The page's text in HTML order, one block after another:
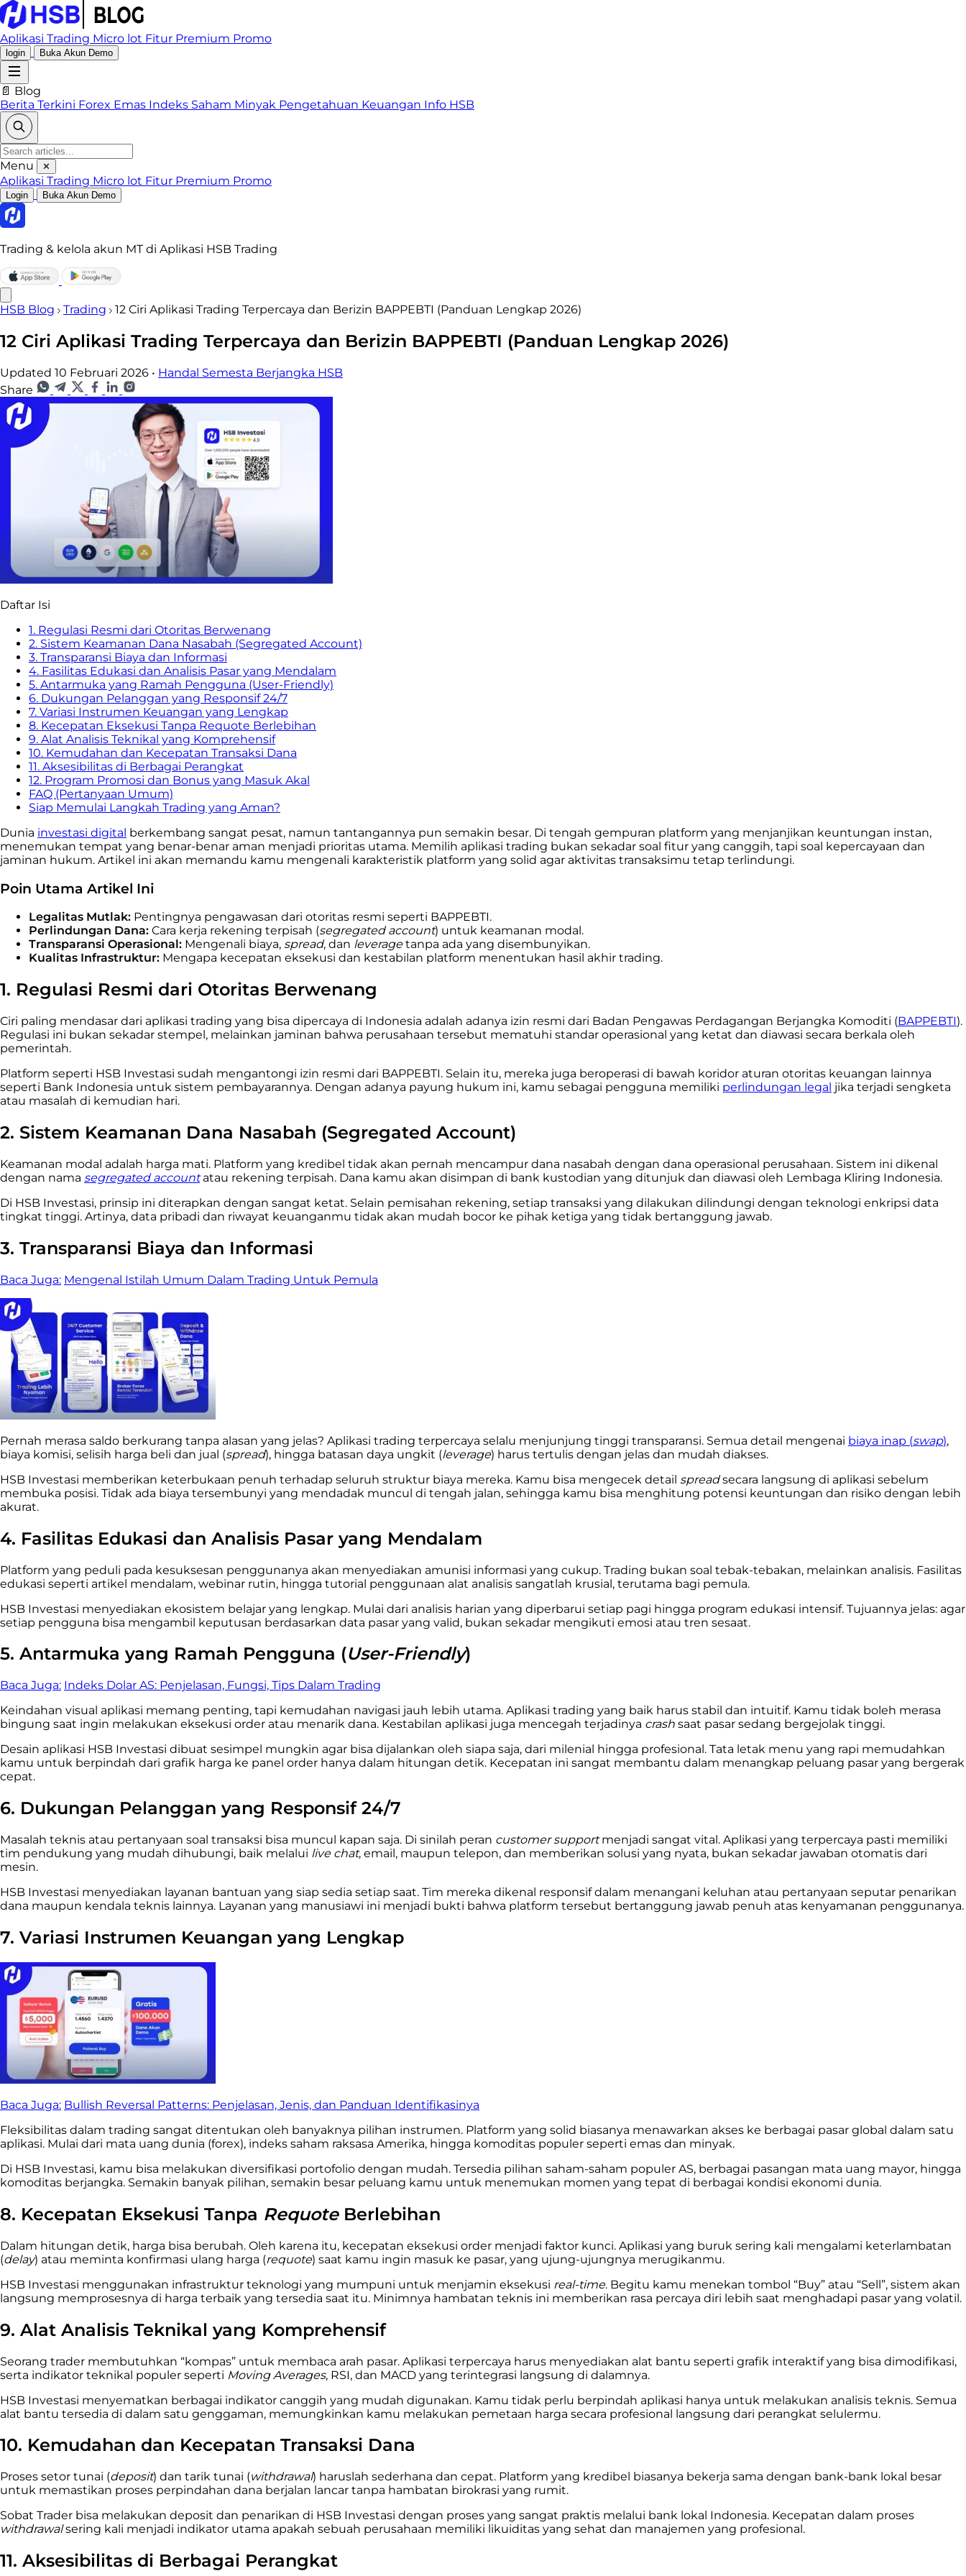
Aplikasi Trading Micro lot Fitur Premium Promo
login Buka Akun Demo
📄 Blog
Berita Terkini Forex Emas Indeks Saham Minyak Pengetahuan Keuangan Info HSB
Menu ✕
Aplikasi Trading Micro lot Fitur Premium Promo
Login Buka Akun Demo
Trading & kelola akun MT di Aplikasi HSB Trading
HSB Blog Trading 12 Ciri Aplikasi Trading Terpercaya dan Berizin BAPPEBTI (Panduan Lengkap 2026)
12 Ciri Aplikasi Trading Terpercaya dan Berizin BAPPEBTI (Panduan Lengkap 2026)
Updated 10 Februari 2026 • Handal Semesta Berjangka HSB
Share
Daftar Isi
1. Regulasi Resmi dari Otoritas Berwenang
2. Sistem Keamanan Dana Nasabah (Segregated Account)
3. Transparansi Biaya dan Informasi
4. Fasilitas Edukasi dan Analisis Pasar yang Mendalam
5. Antarmuka yang Ramah Pengguna (User-Friendly)
6. Dukungan Pelanggan yang Responsif 24/7
7. Variasi Instrumen Keuangan yang Lengkap
8. Kecepatan Eksekusi Tanpa Requote Berlebihan
9. Alat Analisis Teknikal yang Komprehensif
10. Kemudahan dan Kecepatan Transaksi Dana
11. Aksesibilitas di Berbagai Perangkat
12. Program Promosi dan Bonus yang Masuk Akal
FAQ (Pertanyaan Umum)
Siap Memulai Langkah Trading yang Aman?
Dunia investasi digital berkembang sangat pesat, namun tantangannya pun semakin besar. Di tengah gempuran platform yang menjanjikan keuntungan instan,
menemukan tempat yang benar-benar aman menjadi prioritas utama. Memilih aplikasi trading bukan sekadar soal fitur yang canggih, tapi soal kepercayaan dan
jaminan hukum. Artikel ini akan memandu kamu mengenali karakteristik platform yang solid agar aktivitas transaksimu tetap terlindungi.
Poin Utama Artikel Ini
Legalitas Mutlak: Pentingnya pengawasan dari otoritas resmi seperti BAPPEBTI.
Perlindungan Dana: Cara kerja rekening terpisah (segregated account) untuk keamanan modal.
Transparansi Operasional: Mengenali biaya, spread, dan leveragetanpa ada yang disembunyikan.
Kualitas Infrastruktur: Mengapa kecepatan eksekusi dan kestabilan platform menentukan hasil akhir trading.
1. Regulasi Resmi dari Otoritas Berwenang
Ciri paling mendasar dari aplikasi trading yang bisa dipercaya di Indonesia adalah adanya izin resmi dari Badan Pengawas Perdagangan Berjangka Komoditi (BAPPEBTI).
Regulasi ini bukan sekadar stempel, melainkan jaminan bahwa perusahaan tersebut mematuhi standar operasional yang ketat dan diawasi secara berkala oleh
pemerintah.
Platform seperti HSB Investasi sudah mengantongi izin resmi dari BAPPEBTI. Selain itu, mereka juga beroperasi di bawah koridor aturan otoritas keuangan lainnya
seperti Bank Indonesia untuk sistem pembayarannya. Dengan adanya payung hukum ini, kamu sebagai pengguna memiliki perlindungan legal jika terjadi sengketa
atau masalah di kemudian hari.
2. Sistem Keamanan Dana Nasabah (Segregated Account)
Keamanan modal adalah harga mati. Platform yang kredibel tidak akan pernah mencampur dana nasabah dengan dana operasional perusahaan. Sistem ini dikenal
dengan nama segregated accountatau rekening terpisah. Dana kamu akan disimpan di bank kustodian yang ditunjuk dan diawasi oleh Lembaga Kliring Indonesia.
Di HSB Investasi, prinsip ini diterapkan dengan sangat ketat. Selain pemisahan rekening, setiap transaksi yang dilakukan dilindungi dengan teknologi enkripsi data
tingkat tinggi. Artinya, data pribadi dan riwayat keuanganmu tidak akan mudah bocor ke pihak ketiga yang tidak bertanggung jawab.
3. Transparansi Biaya dan Informasi
Baca Juga: Mengenal Istilah Umum Dalam Trading Untuk Pemula
Pernah merasa saldo berkurang tanpa alasan yang jelas? Aplikasi trading terpercaya selalu menjunjung tinggi transparansi. Semua detail mengenai biaya inap (swap),
biaya komisi, selisih harga beli dan jual (spread), hingga batasan daya ungkit (leverage) harus tertulis dengan jelas dan mudah diakses.
HSB Investasi memberikan keterbukaan penuh terhadap seluruh struktur biaya mereka. Kamu bisa mengecek detail spreadsecara langsung di aplikasi sebelum
membuka posisi. Tidak ada biaya tersembunyi yang mendadak muncul di tengah jalan, sehingga kamu bisa menghitung potensi keuntungan dan risiko dengan lebih
akurat.
4. Fasilitas Edukasi dan Analisis Pasar yang Mendalam
Platform yang peduli pada kesuksesan penggunanya akan menyediakan amunisi informasi yang cukup. Trading bukan soal tebak-tebakan, melainkan analisis. Fasilitas
edukasi seperti artikel mendalam, webinar rutin, hingga tutorial penggunaan alat analisis sangatlah krusial, terutama bagi pemula.
HSB Investasi menyediakan ekosistem belajar yang lengkap. Mulai dari analisis harian yang diperbarui setiap pagi hingga program edukasi intensif. Tujuannya jelas: agar
setiap pengguna bisa mengambil keputusan berdasarkan data pasar yang valid, bukan sekadar mengikuti emosi atau tren sesaat.
5. Antarmuka yang Ramah Pengguna (User-Friendly)
Baca Juga: Indeks Dolar AS: Penjelasan, Fungsi, Tips Dalam Trading
Keindahan visual aplikasi memang penting, tapi kemudahan navigasi jauh lebih utama. Aplikasi trading yang baik harus stabil dan intuitif. Kamu tidak boleh merasa
bingung saat ingin melakukan eksekusi order atau menarik dana. Kestabilan aplikasi juga mencegah terjadinya crash saat pasar sedang bergejolak tinggi.
Desain aplikasi HSB Investasi dibuat sesimpel mungkin agar bisa dijalankan oleh siapa saja, dari milenial hingga profesional. Tata letak menu yang rapi memudahkan
kamu untuk berpindah dari grafik harga ke panel order hanya dalam hitungan detik. Kecepatan ini sangat membantu dalam menangkap peluang pasar yang bergerak
cepat.
6. Dukungan Pelanggan yang Responsif 24/7
Masalah teknis atau pertanyaan soal transaksi bisa muncul kapan saja. Di sinilah peran customer supportmenjadi sangat vital. Aplikasi yang terpercaya pasti memiliki
tim pendukung yang mudah dihubungi, baik melalui live chat, email, maupun telepon, dan memberikan solusi yang nyata, bukan sekadar jawaban otomatis dari
mesin.
HSB Investasi menyediakan layanan bantuan yang siap sedia setiap saat. Tim mereka dikenal responsif dalam menangani keluhan atau pertanyaan seputar penarikan
dana maupun kendala teknis lainnya. Layanan yang manusiawi ini menjadi bukti bahwa platform tersebut bertanggung jawab penuh atas kenyamanan penggunanya.
7. Variasi Instrumen Keuangan yang Lengkap
Baca Juga: Bullish Reversal Patterns: Penjelasan, Jenis, dan Panduan Identifikasinya
Fleksibilitas dalam trading sangat ditentukan oleh banyaknya pilihan instrumen. Platform yang solid biasanya menawarkan akses ke berbagai pasar global dalam satu
aplikasi. Mulai dari mata uang dunia (forex), indeks saham raksasa Amerika, hingga komoditas populer seperti emas dan minyak.
Di HSB Investasi, kamu bisa melakukan diversifikasi portofolio dengan mudah. Tersedia pilihan saham-saham populer AS, berbagai pasangan mata uang mayor, hingga
komoditas berjangka. Semakin banyak pilihan, semakin besar peluang kamu untuk menemukan momen yang tepat di berbagai kondisi ekonomi dunia.
8. Kecepatan Eksekusi Tanpa RequoteBerlebihan
Dalam hitungan detik, harga bisa berubah. Oleh karena itu, kecepatan eksekusi order menjadi faktor kunci. Aplikasi yang buruk sering kali mengalami keterlambatan
(delay) atau meminta konfirmasi ulang harga (requote) saat kamu ingin masuk ke pasar, yang ujung-ujungnya merugikanmu.
HSB Investasi menggunakan infrastruktur teknologi yang mumpuni untuk menjamin eksekusi real-time. Begitu kamu menekan tombol “Buy” atau “Sell”, sistem akan
langsung memprosesnya di harga terbaik yang tersedia saat itu. Minimnya hambatan teknis ini memberikan rasa percaya diri lebih saat menghadapi pasar yang volatil.
9. Alat Analisis Teknikal yang Komprehensif
Seorang trader membutuhkan “kompas” untuk membaca arah pasar. Aplikasi terpercaya harus menyediakan alat bantu seperti grafik interaktif yang bisa dimodifikasi,
serta indikator teknikal populer seperti Moving Averages, RSI, dan MACD yang terintegrasi langsung di dalamnya.
HSB Investasi menyematkan berbagai indikator canggih yang mudah digunakan. Kamu tidak perlu berpindah aplikasi hanya untuk melakukan analisis teknis. Semua
alat bantu tersedia di dalam satu genggaman, memungkinkan kamu melakukan pemetaan harga secara profesional langsung dari perangkat selulermu.
10. Kemudahan dan Kecepatan Transaksi Dana
Proses setor tunai (deposit) dan tarik tunai (withdrawal) haruslah sederhana dan cepat. Platform yang kredibel biasanya bekerja sama dengan bank-bank lokal besar
untuk memastikan proses perpindahan dana berjalan lancar tanpa hambatan birokrasi yang rumit.
Sobat Trader bisa melakukan deposit dan penarikan di HSB Investasi dengan proses yang sangat praktis melalui bank lokal Indonesia. Kecepatan dalam proses
withdrawalsering kali menjadi indikator utama apakah sebuah perusahaan memiliki likuiditas yang sehat dan manajemen yang profesional.
11. Aksesibilitas di Berbagai Perangkat